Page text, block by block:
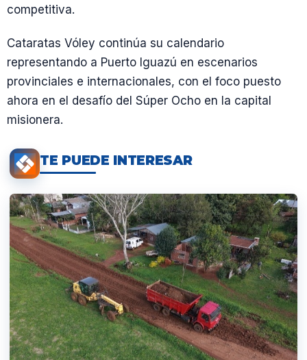
competitiva.
Cataratas Vóley continúa su calendario
representando a Puerto Iguazú en escenarios
provinciales e internacionales, con el foco puesto
ahora en el desafío del Súper Ocho en la capital
misionera.
TE PUEDE INTERESAR